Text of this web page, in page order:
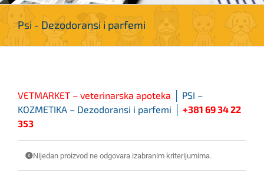
Psi - Dezodoransi i parfemi
VETMARKET – veterinarska apoteka │ PSI –
KOZMETIKA – Dezodoransi i parfemi
+381 69 34 22
353
Nijedan proizvod ne odgovara izabranim kriterijumima.